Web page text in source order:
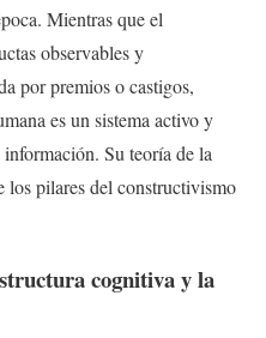
Mientras que el
observables y
por premios o castigos,
es un sistema activo y
Su teoría de la
pilares del constructivismo
cognitiva y la